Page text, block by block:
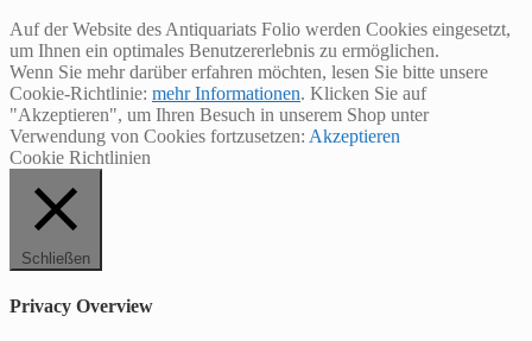
Auf der Website des Antiquariats Folio werden Cookies eingesetzt,
um Ihnen ein optimales Benutzererlebnis zu ermöglichen.
Wenn Sie mehr darüber erfahren möchten, lesen Sie bitte unsere
Cookie-Richtlinie: mehr Informationen. Klicken Sie auf
"Akzeptieren", um Ihren Besuch in unserem Shop unter
Verwendung von Cookies fortzusetzen: Akzeptieren
Cookie Richtlinien
Schließen
Privacy Overview